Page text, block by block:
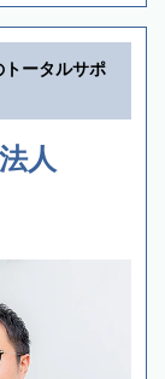
トータルサポ
人